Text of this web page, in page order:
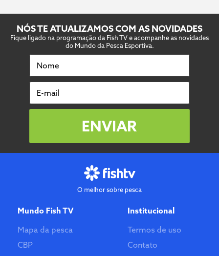
NÓS TE ATUALIZAMOS COM AS NOVIDADES
Fique ligado na programação da Fish TV e acompanhe as novidades
do Mundo da Pesca Esportiva.
Nome
E-mail
ENVIAR
O melhor sobre pesca
Mundo Fish TV
Mapa da pesca
CBP
Institucional
Termos de uso
Contato